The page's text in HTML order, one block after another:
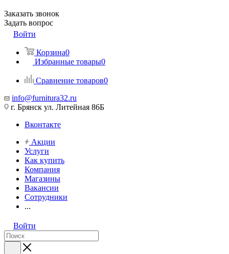
Заказать звонок
Задать вопрос
Войти
Корзина0
Избранные товары0
Сравнение товаров0
info@furnitura32.ru
г. Брянск ул. Литейная 86Б
Вконтакте
Акции
Услуги
Как купить
Компания
Магазины
Вакансии
Сотрудники
...
Войти